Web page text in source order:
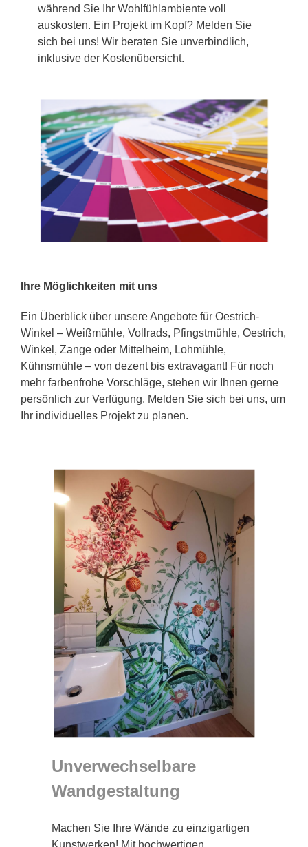
während Sie Ihr Wohlfühlambiente voll
auskosten. Ein Projekt im Kopf? Melden Sie
sich bei uns! Wir beraten Sie unverbindlich,
inklusive der Kostenübersicht.
Ihre Möglichkeiten mit uns
Ein Überblick über unsere Angebote für Oestrich-
Winkel – Weißmühle, Vollrads, Pfingstmühle, Oestrich,
Winkel, Zange oder Mittelheim, Lohmühle,
Kühnsmühle – von dezent bis extravagant! Für noch
mehr farbenfrohe Vorschläge, stehen wir Ihnen gerne
persönlich zur Verfügung. Melden Sie sich bei uns, um
Ihr individuelles Projekt zu planen.
Unverwechselbare
Wandgestaltung
Machen Sie Ihre Wände zu einzigartigen
Kunstwerken! Mit hochwertigen